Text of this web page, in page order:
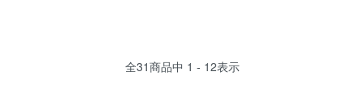
全31商品中 1 - 12表示